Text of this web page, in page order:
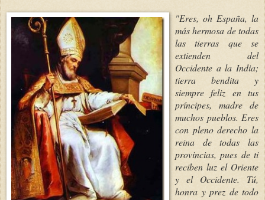
"Eres, oh España, la
más hermosa de todas
las tierras que se
extienden del
Occidente a la India;
tierra bendita y
siempre feliz en tus
príncipes, madre de
muchos pueblos. Eres
con pleno derecho la
reina de todas las
provincias, pues de ti
reciben luz el Oriente
y el Occidente. Tú,
honra y prez de todo